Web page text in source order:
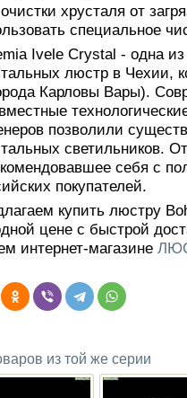
хрусталя от
специальное
Ivele Crystal - одна
люстр в Чехии,
Карловы Вары).
позволили
светильников.
себя с
покупателей.
купить люстру
цене с быстрой
интернет-магазине
из той же серии